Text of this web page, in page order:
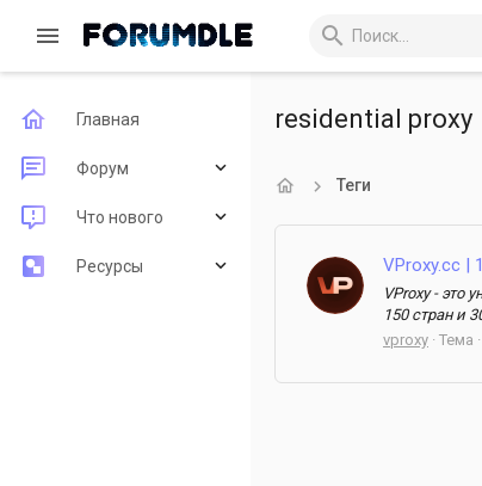
Главная
Форум
Новые сообщения
Поиск по форуму
Что нового
Новые сообщения
Ресурсы
residential proxy
Теги
VProxy.cc |
VProxy - это
150 стран и
vproxy Тема